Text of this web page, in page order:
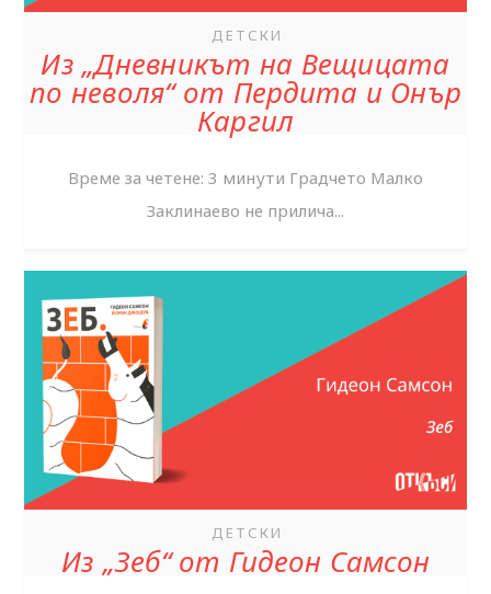
ДЕТСКИ
Из „Дневникът на Вещицата
по неволя“ от Пердита и Онър
Каргил
Време за четене: 3 минути Градчето Малко
Заклинаево не прилича...
ДЕТСКИ
Из „Зеб“ от Гидеон Самсон